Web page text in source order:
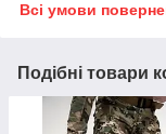
Всі умови
Подібні товари